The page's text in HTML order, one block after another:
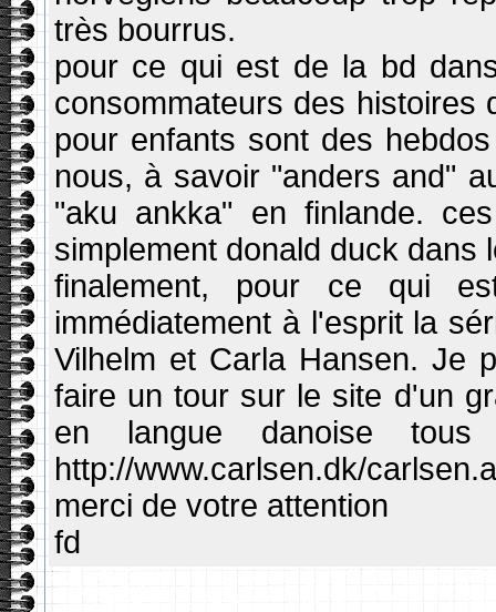
très bourrus.
pour ce qui est de la bd
consommateurs des histoires
pour enfants sont des
nous, à savoir "anders and"
"aku ankka" en finlande.
simplement donald duck dans
finalement, pour ce qui
immédiatement à l'esprit la
Vilhelm et Carla Hansen. Je
faire un tour sur le site d'un
en langue danoise tous
http://www.carlsen.dk/
merci de votre attention
fd